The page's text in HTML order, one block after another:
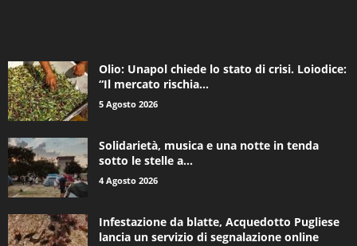
Olio: Unapol chiede lo stato di crisi. Loiodice:
“Il mercato rischia...
5 Agosto 2026
Solidarietà, musica e una notte in tenda
sotto le stelle a...
4 Agosto 2026
Infestazione da blatte, Acquedotto Pugliese
lancia un servizio di segnalazione online